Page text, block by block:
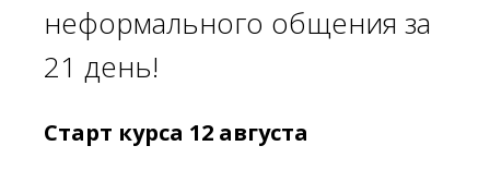
неформального общения за
21 день!
Старт курса 12 августа